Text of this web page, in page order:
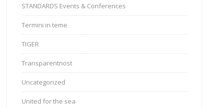
STANDARDS Events & Conferences
Termini in teme
TIGER
Transparentnost
Uncategorized
United for the sea